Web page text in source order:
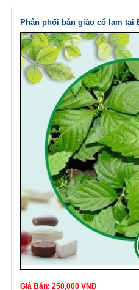
Phân phối bán giảo cổ lam
Giá Bán: 250,000 VNĐ